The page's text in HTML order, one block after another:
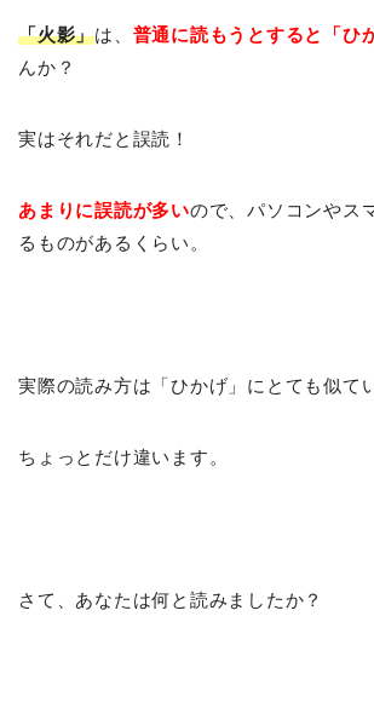
「火影」は、 普通に読もうとすると「ひ
んか？
実はそれだと誤読！
あまりに誤読が多いので、パソコンやス
るものがあるくらい。
実際の読み方は「ひかげ」にとても似て
ちょっとだけ違います。
さて、あなたは何と読みましたか？